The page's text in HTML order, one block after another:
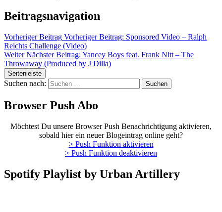
Beitragsnavigation
Vorheriger Beitrag Vorheriger Beitrag: Sponsored Video – Ralph
Reichts Challenge (Video)
Weiter Nächster Beitrag: Yancey Boys feat. Frank Nitt – The
Throwaway (Produced by J Dilla)
Seitenleiste
Suchen nach:
Browser Push Abo
Möchtest Du unsere Browser Push Benachrichtigung aktivieren,
sobald hier ein neuer Blogeintrag online geht?
> Push Funktion aktivieren
> Push Funktion deaktivieren
Spotify Playlist by Urban Artillery